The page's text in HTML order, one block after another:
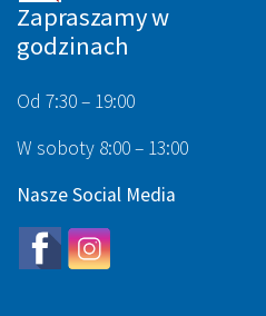
Zapraszamy w
godzinach
Od 7:30 – 19:00
W soboty 8:00 – 13:00
Nasze Social Media